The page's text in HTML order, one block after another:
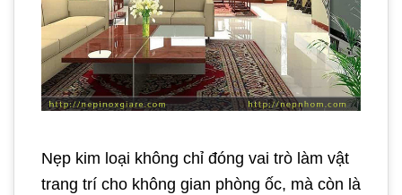
Nẹp kim loại không chỉ đóng vai trò làm vật
trang trí cho không gian phòng ốc, mà còn là